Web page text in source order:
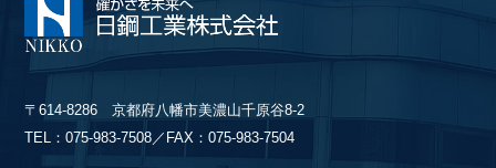
〒614-8286 京都府八幡市美濃山千原谷8-2
TEL：075-983-7508／FAX：075-983-7504